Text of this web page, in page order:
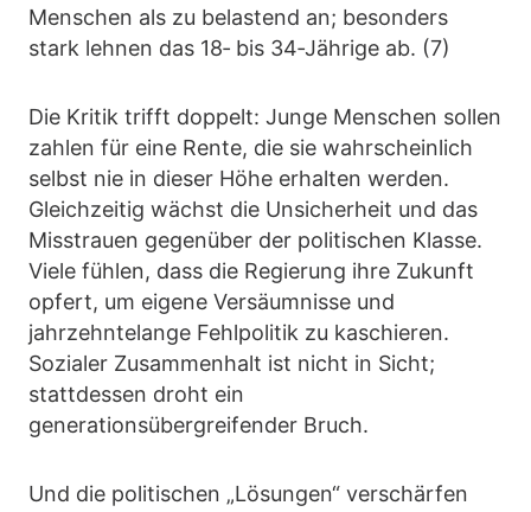
Menschen als zu belastend an; besonders
stark lehnen das 18‑ bis 34‑Jährige ab. (7)
Die Kritik trifft doppelt: Junge Menschen sollen
zahlen für eine Rente, die sie wahrscheinlich
selbst nie in dieser Höhe erhalten werden.
Gleichzeitig wächst die Unsicherheit und das
Misstrauen gegenüber der politischen Klasse.
Viele fühlen, dass die Regierung ihre Zukunft
opfert, um eigene Versäumnisse und
jahrzehntelange Fehlpolitik zu kaschieren.
Sozialer Zusammenhalt ist nicht in Sicht;
stattdessen droht ein
generationsübergreifender Bruch.
Und die politischen „Lösungen“ verschärfen